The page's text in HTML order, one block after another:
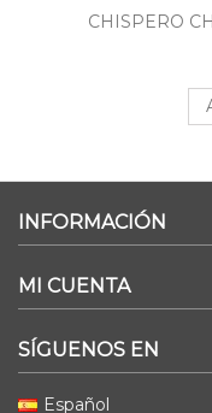
CHISPERO
INFORMACIÓN
MI CUENTA
SÍGUENOS EN
Español